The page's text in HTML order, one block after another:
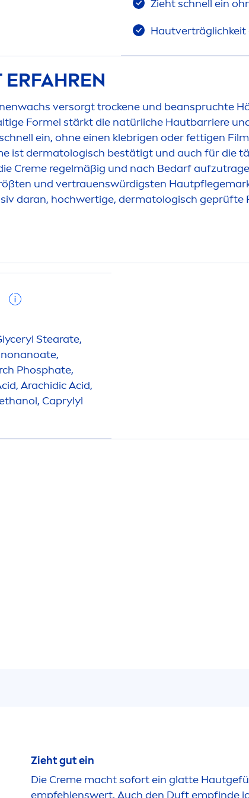
Zieht schnell ein
versorgt trockene und beanspruchte
Formel stärkt die natürliche Hautbarriere
ein, ohne einen klebrigen oder fettigen
ist dermatologisch bestätigt und auch für die
Creme regelmäßig und nach Bedarf
und vertrauenswürdigsten
daran, hochwertige, dermatologisch
Stearate,
Phosphate,
Arachidic Acid,
Caprylyl
Zieht gut ein
Die Crememacht sofort ein glatte
empfehlenswert. Auch den Duft empfinde